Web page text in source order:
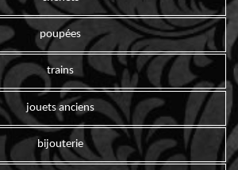
poupées
trains
jouets anciens
bijouterie